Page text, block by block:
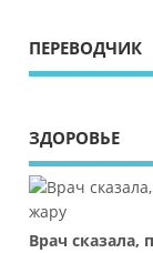
ПЕРЕВОДЧИК
ЗДОРОВЬЕ
Врач сказала,